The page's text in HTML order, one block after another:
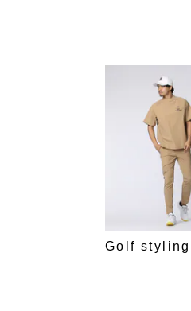
Golf styling